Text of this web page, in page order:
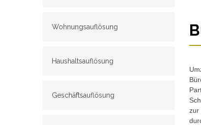
Wohnungsauflösung
Haushaltsauflösung
Geschäftsauflösung
zur